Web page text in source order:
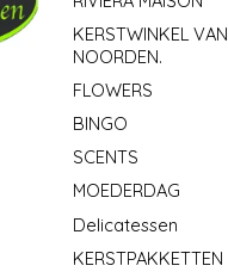
KERSTWINKEL
NOORDEN.
FLOWERS
BINGO
SCENTS
MOEDERDAG
Delicatessen
KERSTPAKKETTEN